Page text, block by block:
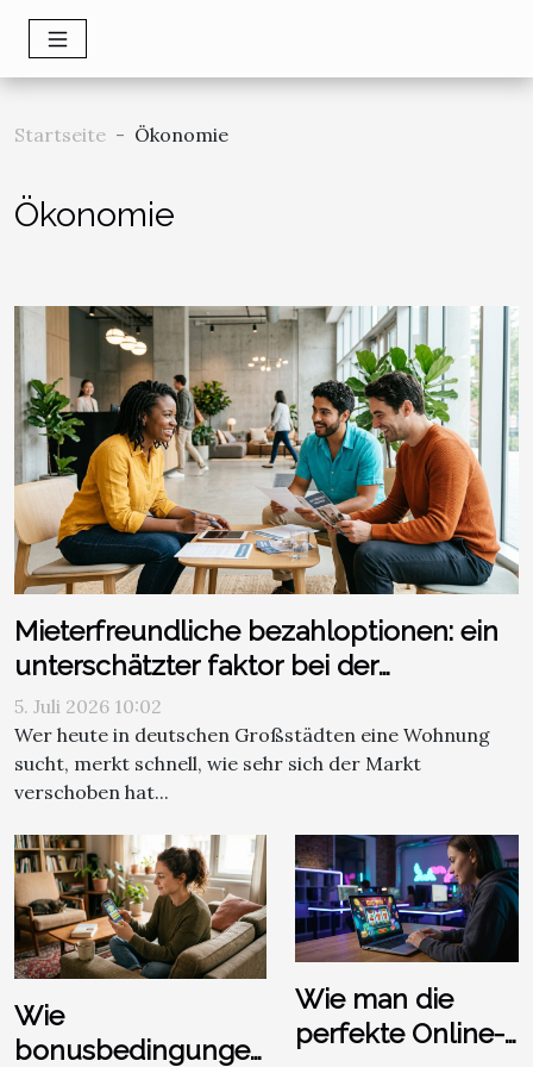
Startseite Ökonomie
Ökonomie
Mieterfreundliche bezahloptionen: ein
unterschätzter faktor bei der
wohnungssuche?
5. Juli 2026 10:02
Wer heute in deutschen Großstädten eine Wohnung
sucht, merkt schnell, wie sehr sich der Markt
verschoben hat...
Wie
bonusbedingungen
Wie man die
perfekte Online-